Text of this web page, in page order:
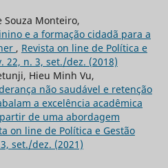
Souza Monteiro,
e a formação cidadã para a
, Revista on line de Política e
22, n. 3, set./dez. (2018)
Hieu Minh Vu,
não saudável e retenção
a excelência acadêmica
de uma abordagem
on line de Política e Gestão
set./dez. (2021)